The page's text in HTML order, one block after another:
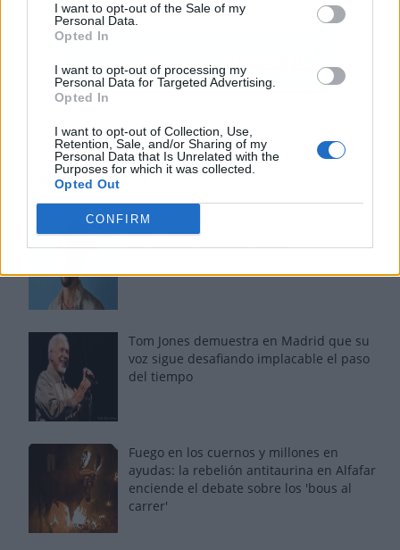
I want to opt-out of the Sale of my
Personal Data.
Opted In
I want to opt-out of processing my
Personal Data for Targeted Advertising.
Opted In
I want to opt-out of Collection, Use,
Retention, Sale, and/or Sharing of my
Personal Data that Is Unrelated with the
Purposes for which it was collected.
Opted Out
CONFIRM
Los más vistos
Los 7 mejores discos de Bad Bunny,
ordenados de mejor a peor
Tom Jones demuestra en Madrid que su
voz sigue desafiando implacable el paso
del tiempo
Fuego en los cuernos y millones en
ayudas: la rebelión antitaurina en Alfafar
enciende el debate sobre los 'bous al
carrer'